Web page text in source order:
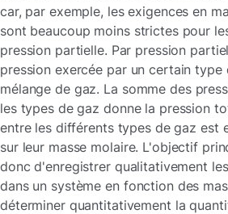
car, par exemple, les exigences en
sont beaucoup moins strictes pour
pression partielle. Par pression
pression exercée par un certain type
mélange de gaz. La somme des
les types de gaz donne la pression
entre les différents types de gaz est
sur leur masse molaire. L'objectif
donc d'enregistrer qualitativement
dans un système en fonction des
déterminer quantitativement la